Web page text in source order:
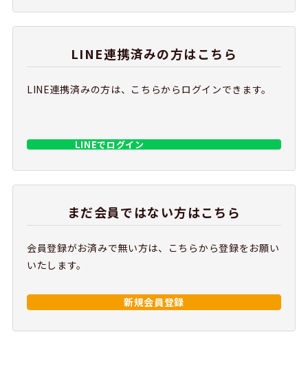
LINE連携済みの方はこちら
LINE連携済みの方は、こちらからログインできます。
LINEでログイン
まだ会員ではない方はこちら
会員登録がお済みで無い方は、こちらから登録をお願い
いたします。
新規会員登録